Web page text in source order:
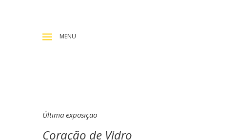
MENU
Última exposição
Coração de Vidro